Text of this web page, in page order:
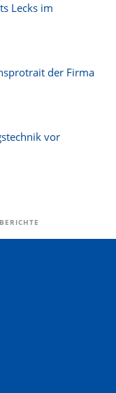
Lecks im
der Firma
vor